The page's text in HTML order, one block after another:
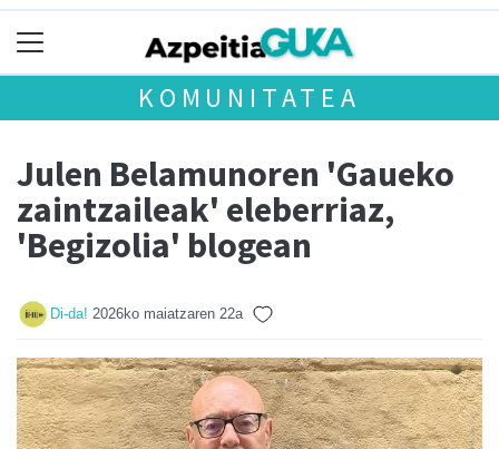
KOMUNITATEA
Julen Belamunoren 'Gaueko
zaintzaileak' eleberriaz,
'Begizolia' blogean
Di-da! 2026ko maiatzaren 22a